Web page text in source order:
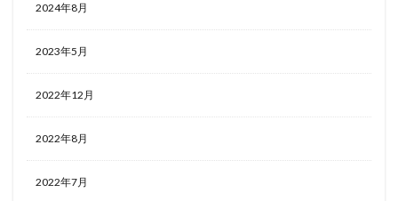
2024年8月
2023年5月
2022年12月
2022年8月
2022年7月